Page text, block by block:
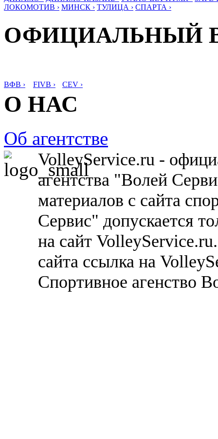
ЛОКОМОТИВ › МИНСК › ТУЛИЦА › СПАРТА ›
ОФИЦИАЛЬНЫЙ
ВФВ › FIVB › CEV ›
О НАС
Об агентстве
VolleyService.ru -
агентства "Волей
материалов с сайта
Сервис" допускается
на сайт
сайта ссылка на
Спортивное агенство